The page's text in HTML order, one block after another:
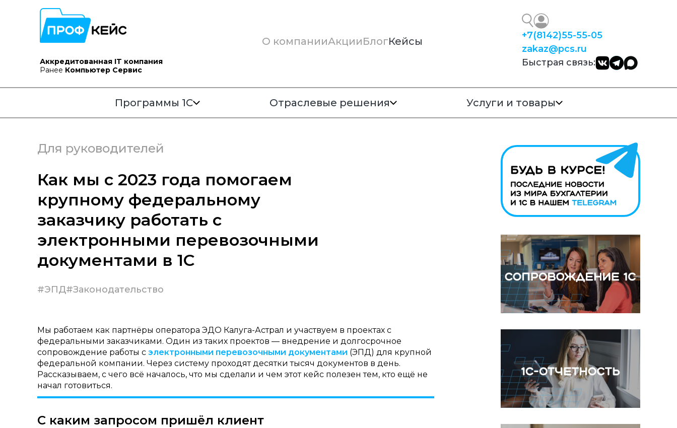
Аккредитованная IT компания
Ранее Компьютер Сервис
О компанииАкцииБлогКейсы
+7(8142)55-55-05
zakaz@pcs.ru
Быстрая связь:
Программы 1С Отраслевые решения Услуги и товары
Для руководителей
Как мы с 2023 года помогаем
крупному федеральному
заказчику работать с
электронными перевозочными
документами в 1С
#ЭПД#Законодательство
Мы работаем как партнёры оператора ЭДО Калуга-Астрал и участвуем в проектах с
федеральными заказчиками. Один из таких проектов — внедрение и долгосрочное
сопровождение работы с электронными перевозочными документами (ЭПД) для крупной
федеральной компании. Через систему проходят десятки тысяч документов в день.
Рассказываем, с чего всё началось, что мы сделали и чем этот кейс полезен тем, кто ещё не
начал готовиться.
С каким запросом пришёл клиент